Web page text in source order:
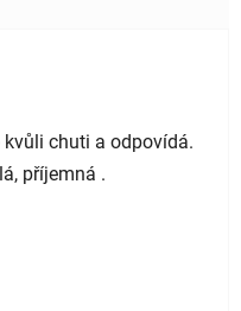
chuti a odpovídá.
příjemná .